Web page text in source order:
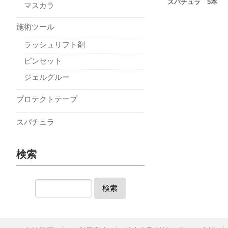
スパチュラ 5本
マスカラ
施術ツール
ラッシュリフト剤
ピンセット
ジェルグルー
プロテクトテープ
スパチュラ
検索
検索